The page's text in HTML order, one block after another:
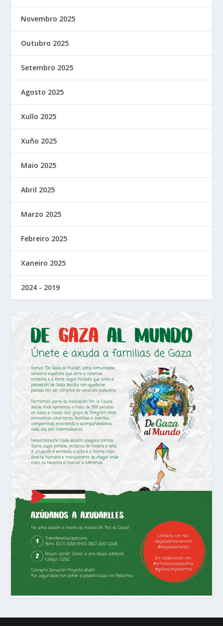
Novembro 2025
Outubro 2025
Setembro 2025
Agosto 2025
Xullo 2025
Xuño 2025
Maio 2025
Abril 2025
Marzo 2025
Febreiro 2025
Xaneiro 2025
2024 - 2019